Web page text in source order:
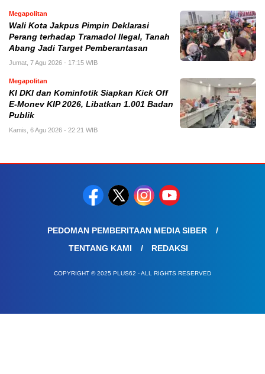
Megapolitan
Wali Kota Jakpus Pimpin Deklarasi
Perang terhadap Tramadol Ilegal, Tanah
Abang Jadi Target Pemberantasan
Jumat, 7 Agu 2026 - 17:15 WIB
Megapolitan
KI DKI dan Kominfotik Siapkan Kick Off
E-Monev KIP 2026, Libatkan 1.001 Badan
Publik
Kamis, 6 Agu 2026 - 22:21 WIB
PEDOMAN PEMBERITAAN MEDIA SIBER
TENTANG KAMI
REDAKSI
COPYRIGHT © 2025 PLUS62 - ALL RIGHTS RESERVED